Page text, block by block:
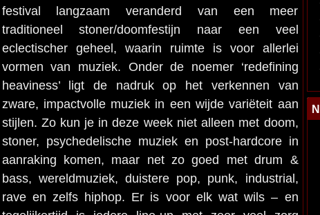
festival langzaam veranderd van een meer
traditioneel stoner/doomfestijn naar een veel
eclectischer geheel, waarin ruimte is voor allerlei
vormen van muziek. Onder de noemer ‘redefining
heaviness’ ligt de nadruk op het verkennen van
zware, impactvolle muziek in een wijde variëteit aan
stijlen. Zo kun je in deze week niet alleen met doom,
stoner, psychedelische muziek en post-hardcore in
aanraking komen, maar net zo goed met drum &
bass, wereldmuziek, duistere pop, punk, industrial,
rave en zelfs hiphop. Er is voor elk wat wils – en